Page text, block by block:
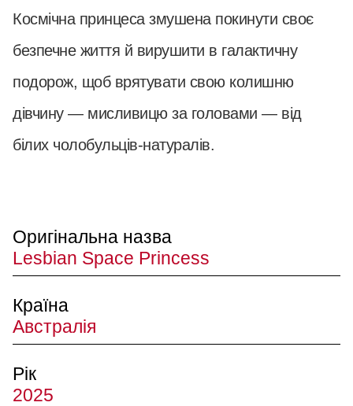
Космічна принцеса змушена покинути своє
безпечне життя й вирушити в галактичну
подорож, щоб врятувати свою колишню
дівчину — мисливицю за головами — від
білих чолобульців-натуралів.
Оригінальна назва
Lesbian Space Princess
Країна
Австралія
Рік
2025